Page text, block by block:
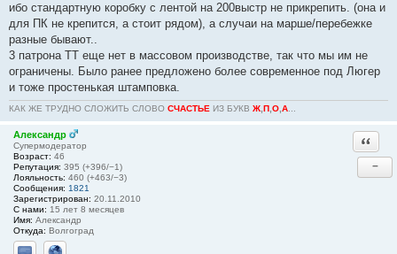
ибо стандартную коробку с лентой на 200выстр не прикрепить. (она и
для ПК не крепится, а стоит рядом), а случаи на марше/перебежке
разные бывают..
3 патрона ТТ еще нет в массовом производстве, так что мы им не
ограничены. Было ранее предложено более современное под Люгер
и тоже простенькая штамповка.
КАК ЖЕ ТРУДНО СЛОЖИТЬ СЛОВО СЧАСТЬЕ ИЗ БУКВ Ж,П,О,А...
Александр
Супермодератор
Возраст: 46
Репутация: 395 (+396/−1)
Лояльность: 460 (+463/−3)
Сообщения: 1821
Зарегистрирован: 20.11.2010
С нами: 15 лет 8 месяцев
Имя: Александр
Откуда: Волгоград
−